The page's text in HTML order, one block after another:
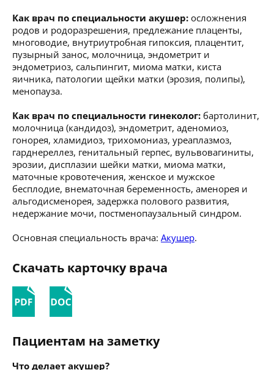
Как врач по специальности акушер: осложнения
родов и родоразрешения, предлежание плаценты,
многоводие, внутриутробная гипоксия, плацентит,
пузырный занос, молочница, эндометрит и
эндометриоз, сальпингит, миома матки, киста
яичника, патологии щейки матки (эрозия, полипы),
менопауза.
Как врач по специальности гинеколог: бартолинит,
молочница (кандидоз), эндометрит, аденомиоз,
гонорея, хламидиоз, трихомониаз, уреаплазмоз,
гарднереллез, генитальный герпес, вульвовагиниты,
эрозии, дисплазии шейки матки, миома матки,
маточные кровотечения, женское и мужское
бесплодие, внематочная беременность, аменорея и
альгодисменорея, задержка полового развития,
недержание мочи, постменопаузальный синдром.
Основная специальность врача: Акушер.
Скачать карточку врача
Пациентам на заметку
Что делает акушер?